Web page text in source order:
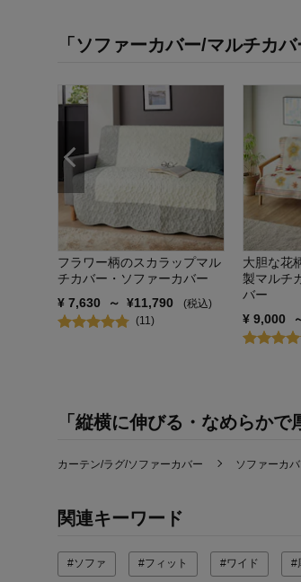
「ソファーカバー/マルチカ
フラワー柄のスカラップマル
チカバー・ソファーカバー
¥ 7,630 ～ ¥11,790
(税込)
(11)
大胆な花
製マルチ
バー
¥ 9,000
「縦横に伸びる・なめらか
カーテン/ラグ/ソファーカバー ソファーカ
関連キーワード
#ソファ #フィット #ワイド #